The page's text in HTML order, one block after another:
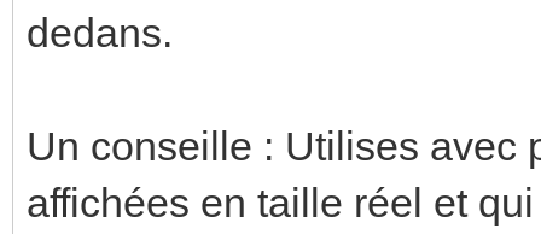
dedans.
Un conseille : Utilises avec
affichées en taille réel et